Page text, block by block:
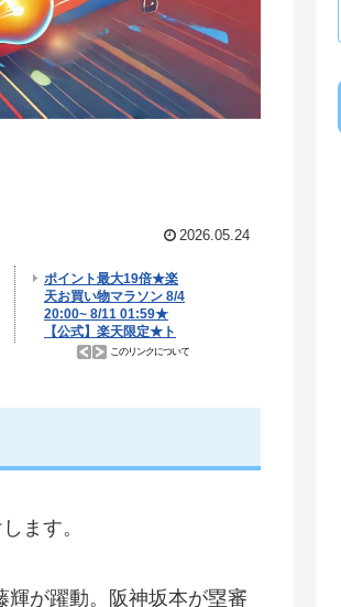
2026.05.24
ます。
が躍動。阪神坂本が塁審